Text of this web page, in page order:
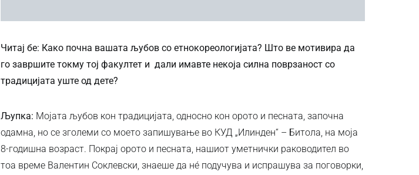
Читај бе: Како почна вашата љубов со етнокореологијата? Што ве мотивира да
го завршите токму тој факултет и дали имавте некоја силна поврзаност со
традицијата уште од дете?
Љупка: Мојата љубов кон традицијата, односно кон орото и песната, започна
одамна, но се зголеми со моето запишување во КУД „Илинден“ – Битола, на моја
8-годишна возраст. Покрај орото и песната, нашиот уметнички раководител во
тоа време Валентин Соклевски, знаеше да нé подучува и испрашува за поговорки,